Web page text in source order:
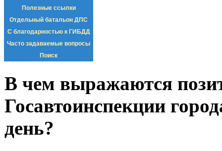
Полезные ссылки
Отдельный батальон ДПС
С благодарностью к ГИБДД
Часто задаваемые вопросы
Поиск
В чем выражаются
Госавтоинспекции
день?